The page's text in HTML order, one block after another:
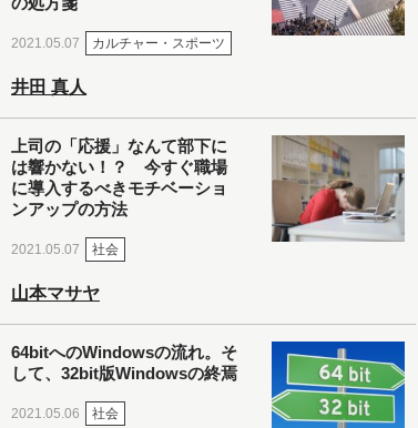
2021.05.07 カルチャー・スポーツ
井田 真人
上司の「応援」なんて部下に
は響かない！？ 今すぐ職場
に導入するべきモチベーショ
ンアップの方法
2021.05.07 社会
山本マサヤ
64bitへのWindowsの流れ。そ
して、32bit版Windowsの終焉
2021.05.06 社会